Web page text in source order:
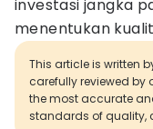
investasi jangka
menentukan
This article is written
carefully reviewed by
the most accurate
standards of quality,